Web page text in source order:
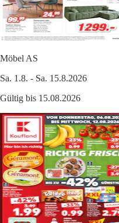
Möbel AS
Sa. 1.8. - Sa. 15.8.2026
Gültig bis 15.08.2026